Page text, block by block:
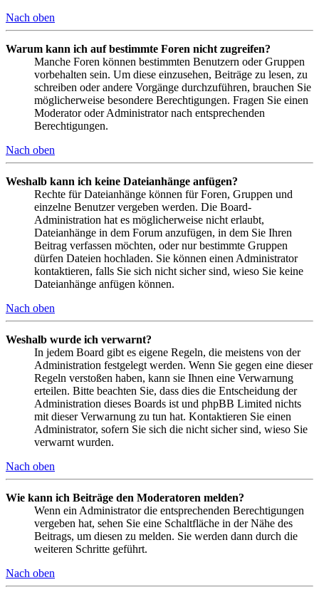
Nach oben
Warum kann ich auf bestimmte Foren nicht zugreifen?
Manche Foren können bestimmten Benutzern oder Gruppen
vorbehalten sein. Um diese einzusehen, Beiträge zu lesen, zu
schreiben oder andere Vorgänge durchzuführen, brauchen Sie
möglicherweise besondere Berechtigungen. Fragen Sie einen
Moderator oder Administrator nach entsprechenden
Berechtigungen.
Nach oben
Weshalb kann ich keine Dateianhänge anfügen?
Rechte für Dateianhänge können für Foren, Gruppen und
einzelne Benutzer vergeben werden. Die Board-
Administration hat es möglicherweise nicht erlaubt,
Dateianhänge in dem Forum anzufügen, in dem Sie Ihren
Beitrag verfassen möchten, oder nur bestimmte Gruppen
dürfen Dateien hochladen. Sie können einen Administrator
kontaktieren, falls Sie sich nicht sicher sind, wieso Sie keine
Dateianhänge anfügen können.
Nach oben
Weshalb wurde ich verwarnt?
In jedem Board gibt es eigene Regeln, die meistens von der
Administration festgelegt werden. Wenn Sie gegen eine dieser
Regeln verstoßen haben, kann sie Ihnen eine Verwarnung
erteilen. Bitte beachten Sie, dass dies die Entscheidung der
Administration dieses Boards ist und phpBB Limited nichts
mit dieser Verwarnung zu tun hat. Kontaktieren Sie einen
Administrator, sofern Sie sich die nicht sicher sind, wieso Sie
verwarnt wurden.
Nach oben
Wie kann ich Beiträge den Moderatoren melden?
Wenn ein Administrator die entsprechenden Berechtigungen
vergeben hat, sehen Sie eine Schaltfläche in der Nähe des
Beitrags, um diesen zu melden. Sie werden dann durch die
weiteren Schritte geführt.
Nach oben